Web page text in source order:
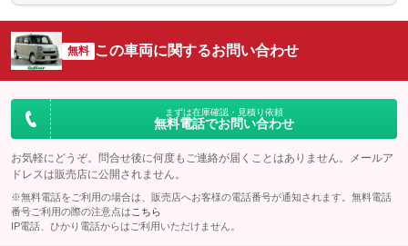
シートエアコン
：装備なし 全周囲カメラ
：装備あり
サイドカメラ
：装備あり ルーフレール
：装備なし
エアサスペンション ヘッドライトウォッシャー
無料 この車両に関するお問い合わせ
まずは在庫確認・見積り依頼
無料電話でお問い合わせ
お気軽にどうぞ。問合せ後に何度もご連絡が届くことはありません。メールア
ドレスは販売店に公開されません。
※無料電話をご利用の場合は、販売店へお客様の電話番号が通知されます。無料電話
番号ご利用の際の注意点は こちら
IP電話、ひかり電話からはご利用いただけません。